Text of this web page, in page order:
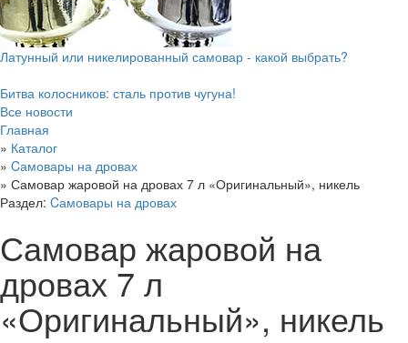
Латунный или никелированный самовар - какой выбрать?
Битва колосников: сталь против чугуна!
Все новости
Главная
» Каталог
» Cамовары на дровах
» Самовар жаровой на дровах 7 л «Оригинальный», никель
Раздел: Cамовары на дровах
Самовар жаровой на
дровах 7 л
«Оригинальный», никель